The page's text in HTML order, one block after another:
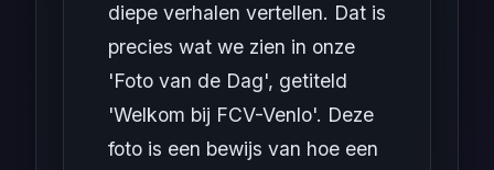
diepe verhalen vertellen. Dat is
precies wat we zien in onze
'Foto van de Dag', getiteld
'Welkom bij FCV-Venlo'. Deze
foto is een bewijs van hoe een